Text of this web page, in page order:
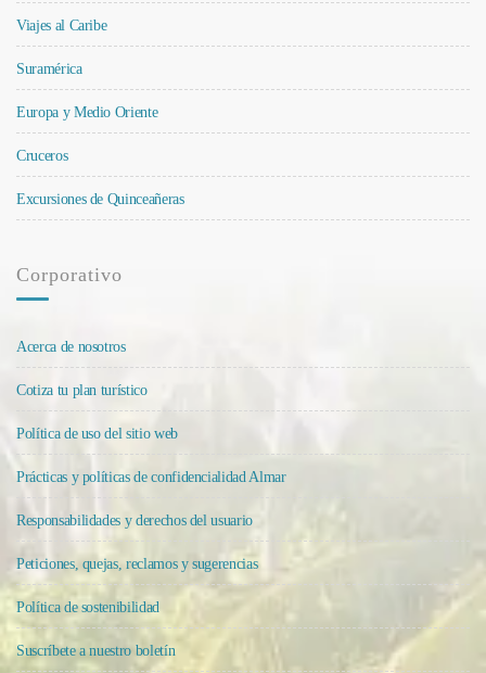
Viajes al Caribe
Suramérica
Europa y Medio Oriente
Cruceros
Excursiones de Quinceañeras
Corporativo
Acerca de nosotros
Cotiza tu plan turístico
Política de uso del sitio web
Prácticas y políticas de confidencialidad Almar
Responsabilidades y derechos del usuario
Peticiones, quejas, reclamos y sugerencias
Política de sostenibilidad
Suscríbete a nuestro boletín